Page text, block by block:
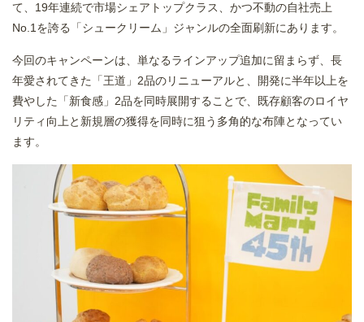
て、19年連続で市場シェアトップクラス、かつ不動の自社売上
No.1を誇る「シュークリーム」ジャンルの全面刷新にあります。
今回のキャンペーンは、単なるラインアップ追加に留まらず、長
年愛されてきた「王道」2品のリニューアルと、開発に半年以上を
費やした「新食感」2品を同時展開することで、既存顧客のロイヤ
リティ向上と新規層の獲得を同時に狙う多角的な布陣となってい
ます。